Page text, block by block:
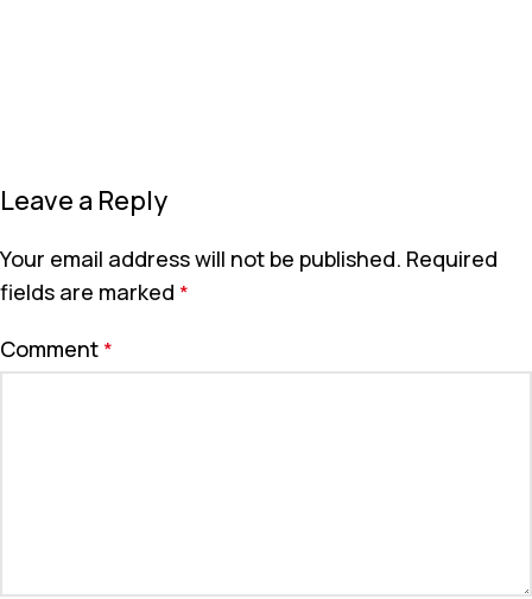
Leave a Reply
Your email address will not be published. Required
fields are marked *
Comment *